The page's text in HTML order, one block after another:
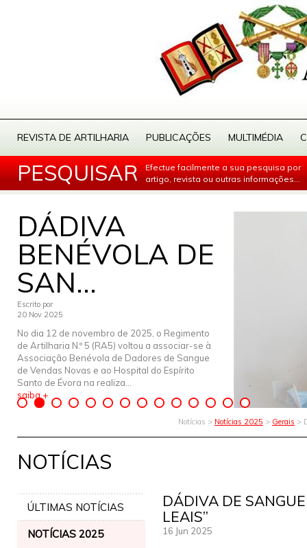
REVISTA DE ARTILHARIA PUBLICAÇÕES MULTIMÉDIA
PESQUISAR
Efectue facilmente a sua pesquisa por
artigo, revista ou outras informações...
DÁDIVA
BENÉVOLA DE
SAN...
Escrito por
20 Nov 2025
No dia 12 de novembro de 2025, o Regimento
de Artilharia N.º 5 (RA5) voltou a associar-se à
Associação Benévola de Dadores de Sangue
de Vendas Novas e ao Hospital do Espírito
Santo de Évora na realiza...
saiba +
Notícias > Notícias 2025 > Gerais >
NOTÍCIAS
ÚLTIMAS NOTÍCIAS
NOTÍCIAS 2025
DÁDIVA DE
LEAIS”
16 Jun 2025